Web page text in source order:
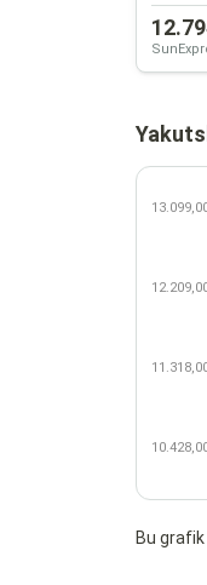
Bu